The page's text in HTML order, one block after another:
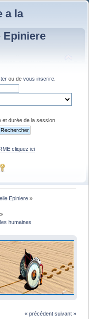
a la
Epiniere
ou de vous inscrire
et durée de la session
cliquez ici
Epiniere »
humaines
« précédent suivant »